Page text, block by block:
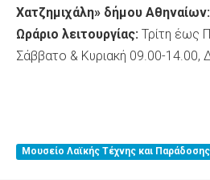
Χατζημιχάλη» δήμου Αθηναίων:
Ωράριο λειτουργίας: Τρίτη έως
Σάββατο & Κυριακή 09.00-14.00,
Μουσείο Λαϊκής Τέχνης και